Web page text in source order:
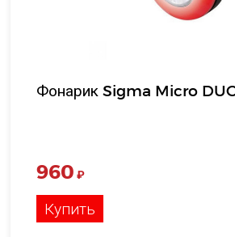
Фонарик Sigma Micro
960 ₽
Купить